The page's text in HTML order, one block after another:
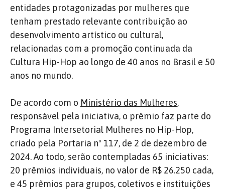
entidades protagonizadas por mulheres que
tenham prestado relevante contribuição ao
desenvolvimento artístico ou cultural,
relacionadas com a promoção continuada da
Cultura Hip-Hop ao longo de 40 anos no Brasil e 50
anos no mundo.
De acordo com o Ministério das Mulheres,
responsável pela iniciativa, o prêmio faz parte do
Programa Intersetorial Mulheres no Hip-Hop,
criado pela Portaria nº 117, de 2 de dezembro de
2024. Ao todo, serão contempladas 65 iniciativas:
20 prêmios individuais, no valor de R$ 26.250 cada,
e 45 prêmios para grupos, coletivos e instituições